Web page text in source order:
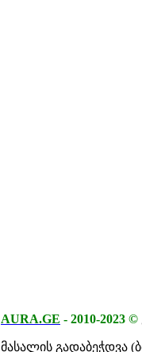
AURA.GE - 2010-2023 ©
მასალის გადაბეჭდვა